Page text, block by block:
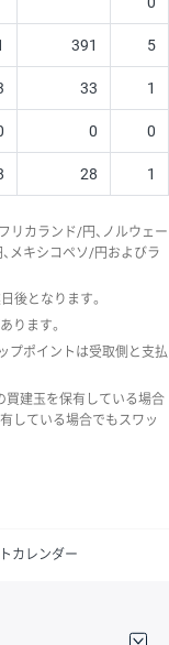
391 5
33 1
0 0
28 1
リカランド/円、ノルウェー
メキシコペソ/円およびラ
後となります。
ります。
プポイントは受取側と支払
買建玉を保有している場合
している場合でもスワッ
カレンダー